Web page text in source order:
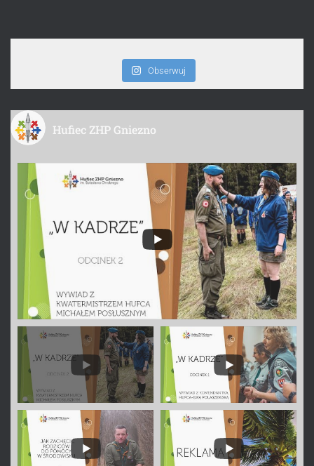
Obserwuj
Hufiec ZHP Gniezno